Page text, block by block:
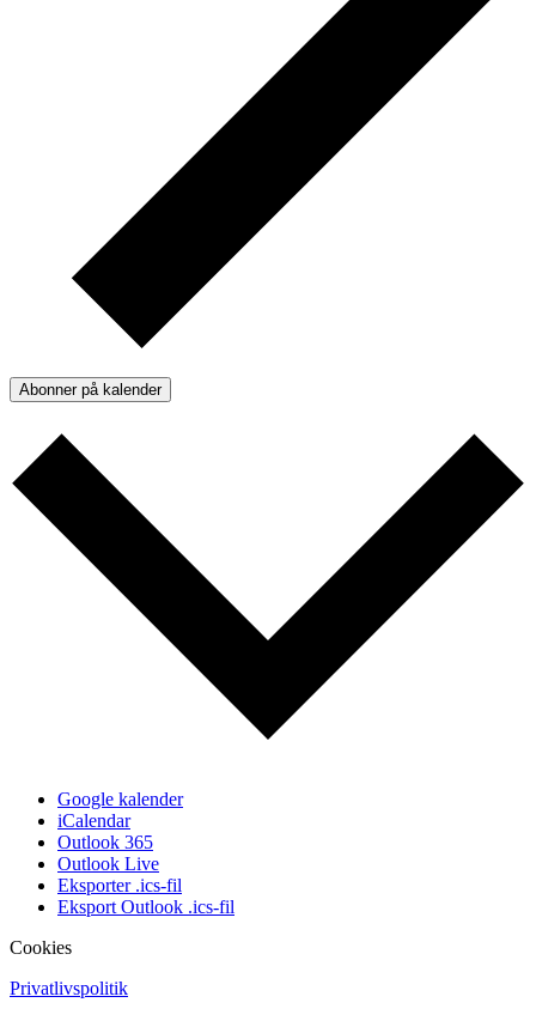
Abonner på kalender
Google kalender
iCalendar
Outlook 365
Outlook Live
Eksporter .ics-fil
Eksport Outlook .ics-fil
Cookies
Privatlivspolitik